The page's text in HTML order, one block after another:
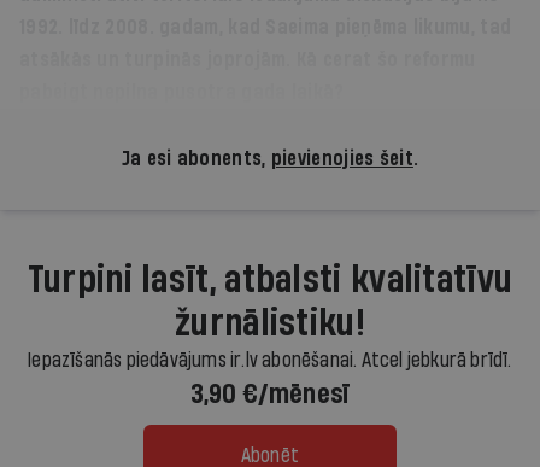
Ja esi abonents, pievienojies šeit.
Turpini lasīt, atbalsti kvalitatīvu
žurnālistiku!
Iepazīšanās piedāvājums ir.lv abonēšanai. Atcel jebkurā brīdī.
3,90 €/mēnesī
Abonēt